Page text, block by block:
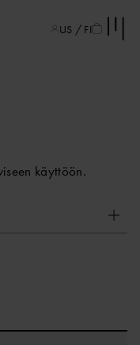
US / FI
käyttöön.